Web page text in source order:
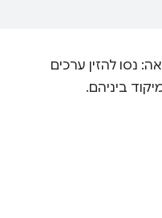
נסו להזין ערכים
ביניהם.